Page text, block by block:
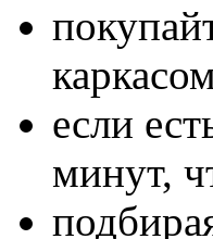
если
минут,